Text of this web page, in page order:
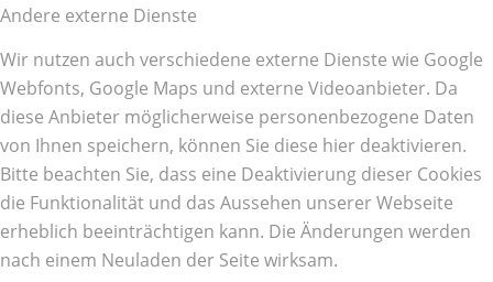
Andere externe Dienste
Wir nutzen auch verschiedene externe Dienste wie Google
Webfonts, Google Maps und externe Videoanbieter. Da
diese Anbieter möglicherweise personenbezogene Daten
von Ihnen speichern, können Sie diese hier deaktivieren.
Bitte beachten Sie, dass eine Deaktivierung dieser Cookies
die Funktionalität und das Aussehen unserer Webseite
erheblich beeinträchtigen kann. Die Änderungen werden
nach einem Neuladen der Seite wirksam.